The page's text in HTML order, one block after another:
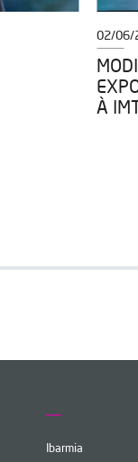
02/06/
À
Ibarmia